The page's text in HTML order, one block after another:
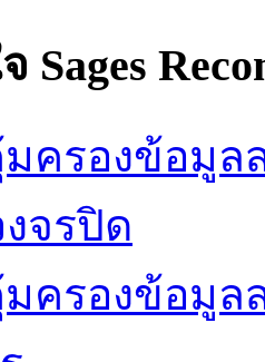
Sages
ครองข้อมูล
จรปิด
ครองข้อมูล